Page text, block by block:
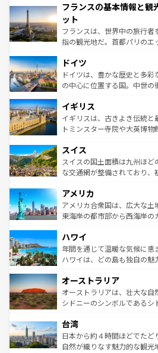
ませてくれるイタリアで、忘
なお、新着のイタリア情報は
しい。
文化が根付くこの国では、情
れる闘牛、そして美味しいタ
る。首都マドリードの洗練
アートに溢れた街角から、地
せる。地方によって風土や気
性で
ンテンツ一覧を参照してほし
フランスの基本情報と観
ット
フランスは、世界中の旅行
指の観光地だ。首都パリのエ
で、幅広い魅力が詰まってい
聖堂、美しいビーチ、そし
から魅了する。また、フラン
いる。シャンパンの発祥地で
香り高いラベンダー畑など、
らに、パリ以外の地域にも
れる地方に足を運ぶとそれぞ
きるだろう。 なお、新
を参照してほしい。
ドイツ
ドイツは、豊かな歴史と多
の中心に位置する国。中世の
顔を持つこの国は、どこを歩
ルリンの文化的活気、バイエ
してライン川沿いのワイン
は、お酒好きな人にはぜひ体験してほ
ドイツ情報はコンテンツ一覧
イギリス
イギリスは、古きよき伝統と
トミンスター寺院や大英博
リアごとに異なる魅力がある
ティー、ビール好きにはた
戦など、本場だからこそでき
ンツ一覧を参照してほしい。
スイス
スイスの国土面積は九州ほ
な交通網が整備されており、
の建物がそのまま残る町や、
博物館もあり、アルプス観光
ことができる。国民の所得が
ば市内交通費無料で観光を楽しむ
着のスイス情報はコンテンツ
アメリカ
アメリカ合衆国は、広大な土
東海岸の都市部から西海岸の
のような巨大都市は、観光、
ンメントが詰まった刺激的な
西部には大自然が広がり、
部のニューオーリンズでは、
文化が魅力。旅行者はアメリ
しみながら、その多様性と豊
ならではの贅沢な旅のスタイルだ。 なお、新着の
情報はコンテンツ一覧を参照
ハワイ
年間を通じて温暖な気候に恵
ハワイは、どの島も独自の魅
ワイ島は見逃せない。また、
島だが、静かな自然を求める
おすすめ。エメラルドグリー
れるおもてなしの心で訪れる
人々、おいしいローカルフー
ク、伝統的なフラダンスなど
オーストラリア
オーストラリアは、壮大な自
シドニーのシンボルであるシ
リアリーフや大陸中央部にそ
ク）、タスマニアの美しい原
ど、見どころがたくさん。ま
台湾
日本から約４時間ほどでたど
自然が織りなす魅力的な観光